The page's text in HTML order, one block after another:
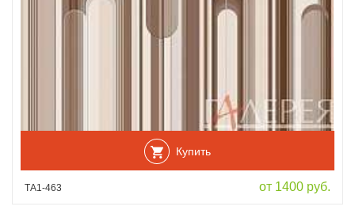
Купить
ТА1-463 от 1400 руб.